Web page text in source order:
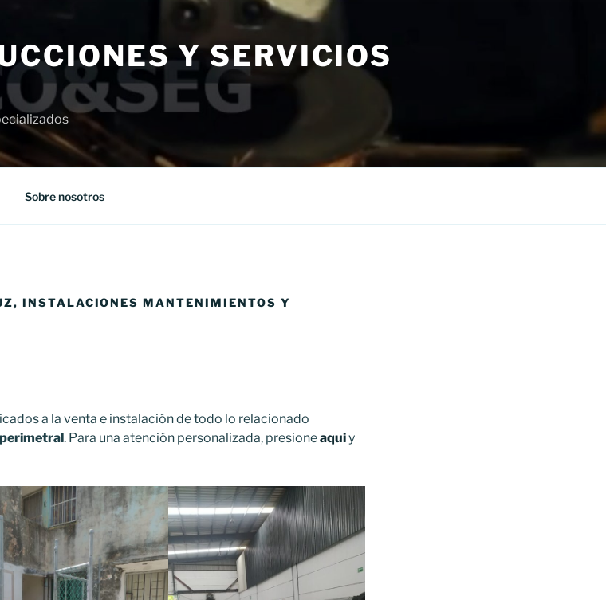
Y SERVICIOS
Sobre nosotros
INSTALACIONES MANTENIMIENTOS Y
a la venta e instalación de todo lo relacionado
. Para una atención personalizada, presioneaquiy